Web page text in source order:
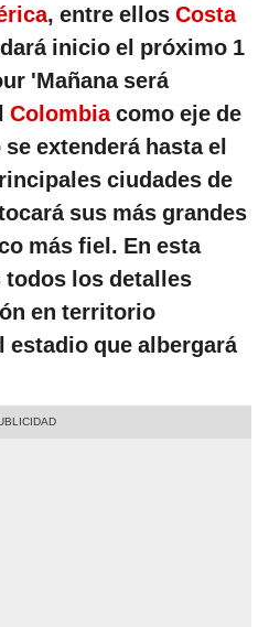
, entre ellos Costa
inicio el próximo 1
'Mañana será
Colombiacomo eje de
extenderá hasta el
ciudades de
sus más grandes
más fiel. En esta
todos los detalles
en territorio
estadio que albergará